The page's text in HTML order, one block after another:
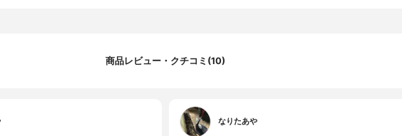
商品レビュー・クチコミ(10)
なりたあや